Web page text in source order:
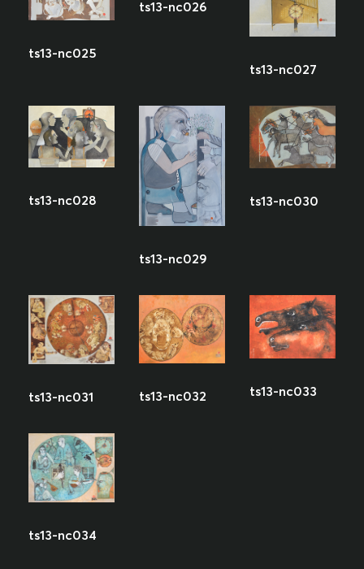
ts13-nc025
ts13-nc026
ts13-nc027
ts13-nc028
ts13-nc029
ts13-nc030
ts13-nc031 ts13-nc032 ts13-nc033
ts13-nc034